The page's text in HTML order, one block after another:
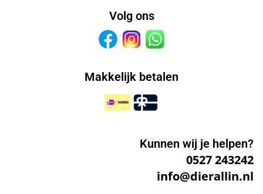
Volg ons
FacebookInstagram
Makkelijk betalen
Kunnen wij je helpen?
0527 243242
info@dierallin.nl